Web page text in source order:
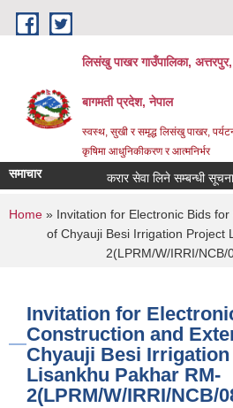
Skip to main content
लिसंखु पाखर गाउँपालिका, अत्तरपुर,
बागमती प्रदेश, नेपाल
स्वस्थ, सुखी र समृद्ध लिसंखु पाखर,
कृषिमा आधुनिकीकरण र आत्मनिर्भर
समाचार करार सेवा लिने सम्बन्धी सूचना
You are here
Home » Invitation for Electronic Bids
of Chyauji Besi Irrigation Project
2(LPRM/W/IRRI/NCB/
Invitation for
Construction and
Chyauji Besi
Lisankhu Pakhar RM-
2(LPRM/W/IRRI/NCB/